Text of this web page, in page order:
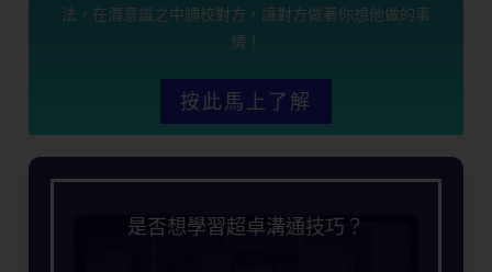
法，在潛意識之中調校對方，讓對方做著你想他做的事
情！
按此馬上了解
是否想學習超卓溝通技巧？